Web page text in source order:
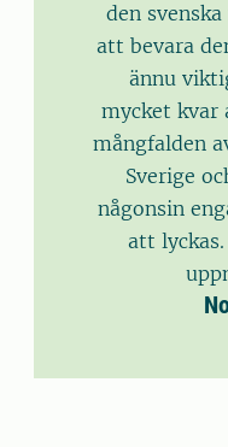
den
att bevara
ännu
mycket kvar
mångfalden
Sverige
någonsin
att